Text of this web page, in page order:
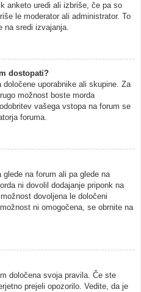
anketo uredi ali izbriše, če pa so
le moderator ali administrator. To
na sredi izvajanja.
dostopati?
uporabnike ali skupine. Za
možnost boste morda
vašega vstopa na forum se
foruma.
glede na forum ali pa glede na
ni dovolil dodajanje priponk na
dovoljena le določeni
ni omogočena, se obrnite na
določena svoja pravila. Če ste
prejeli opozorilo. Vedite, da je